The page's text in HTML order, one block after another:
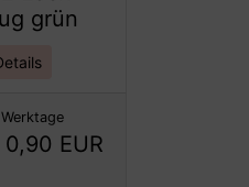
grün
0,90 EUR